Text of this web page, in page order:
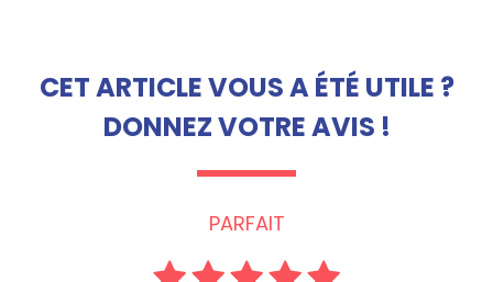
CET ARTICLE VOUS A ÉTÉ UTILE ?
DONNEZ VOTRE AVIS !
PARFAIT